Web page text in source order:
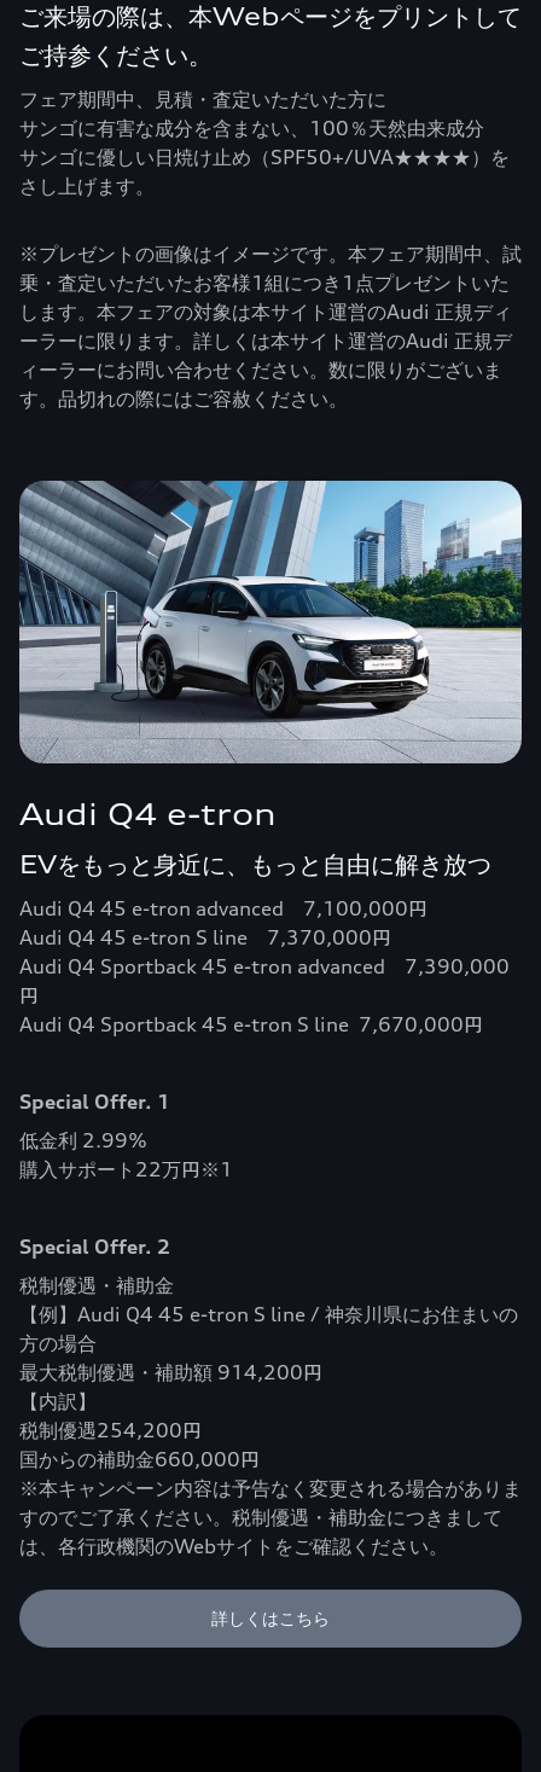
ご来場の際は、本Webページをプリントして
ご持参ください。
フェア期間中、見積・査定いただいた方に
サンゴに有害な成分を含まない、100％天然由来成分
サンゴに優しい日焼け止め（SPF50+/UVA★★★★）を
さし上げます。
※プレゼントの画像はイメージです。本フェア期間中、試
乗・査定いただいたお客様1組につき1点プレゼントいた
します。本フェアの対象は本サイト運営のAudi 正規ディ
ーラーに限ります。詳しくは本サイト運営のAudi 正規デ
ィーラーにお問い合わせください。数に限りがございま
す。品切れの際にはご容赦ください。
Audi Q4 e-tron
EVをもっと身近に、もっと自由に解き放つ
Audi Q4 45 e-tron advanced 7,100,000円
Audi Q4 45 e-tron S line 7,370,000円
Audi Q4 Sportback 45 e-tron advanced 7,390,000
円
Audi Q4 Sportback 45 e-tron S line 7,670,000円
Special Offer. 1
低金利 2.99%
購入サポート22万円※1
Special Offer. 2
税制優遇・補助金
【例】Audi Q4 45 e-tron S line / 神奈川県にお住まいの
方の場合
最大税制優遇・補助額 914,200円
【内訳】
税制優遇254,200円
国からの補助金660,000円
※本キャンペーン内容は予告なく変更される場合がありま
すのでご了承ください。税制優遇・補助金につきまして
は、各行政機関のWebサイトをご確認ください。
詳しくはこちら